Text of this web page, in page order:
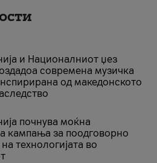
и Националниот џез
современа музичка
од македонското
почнува моќна
кампања за поодговорно
технологијата во